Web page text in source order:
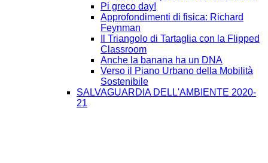
Pi greco day!
Approfondimenti di fisica: Richard
Feynman
Il Triangolo di Tartaglia con la Flipped
Classroom
Anche la banana ha un DNA
Verso il Piano Urbano della Mobilità
Sostenibile
SALVAGUARDIA DELL'AMBIENTE 2020-
21